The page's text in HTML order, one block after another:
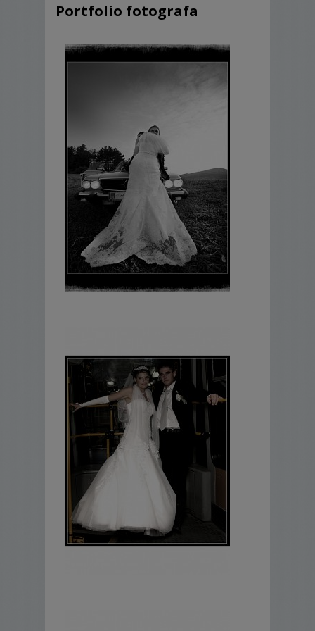
- uroczystość weselna (około 3 godz.),
- 200 zdjęć na płycie dvd w pełnej
- galeria internetowa z Waszymi zdjęciami.
Pakiet złoty
- przygotowania do ślubu,
- ceremonia zaślubin,
- uroczystość weselna do około godz. 1 w
nocy,
- sesja plenerowa,
rozdzielczości,
- galeria internetowa z Waszymi zdjęciami
Sesja plenerowa
Trwa od 1 do 4 godz. oczywiście w
zależności od ilości miejsc, w jakich się
będzie odbywać (1 lub więcej).
Ze względu na to, że jest to bardzo
wzniosła chwila i jest wiele stresu i mało
czasu na wszystko, staram się namawiać
Was na plenery kilka dni później lub na
następny dzień, kiedy wszystko jest już na
spokojnie i bezstresowo i nie opuszczając
przyjęcia ani gości można wykonać cała
Portfolio fotografa